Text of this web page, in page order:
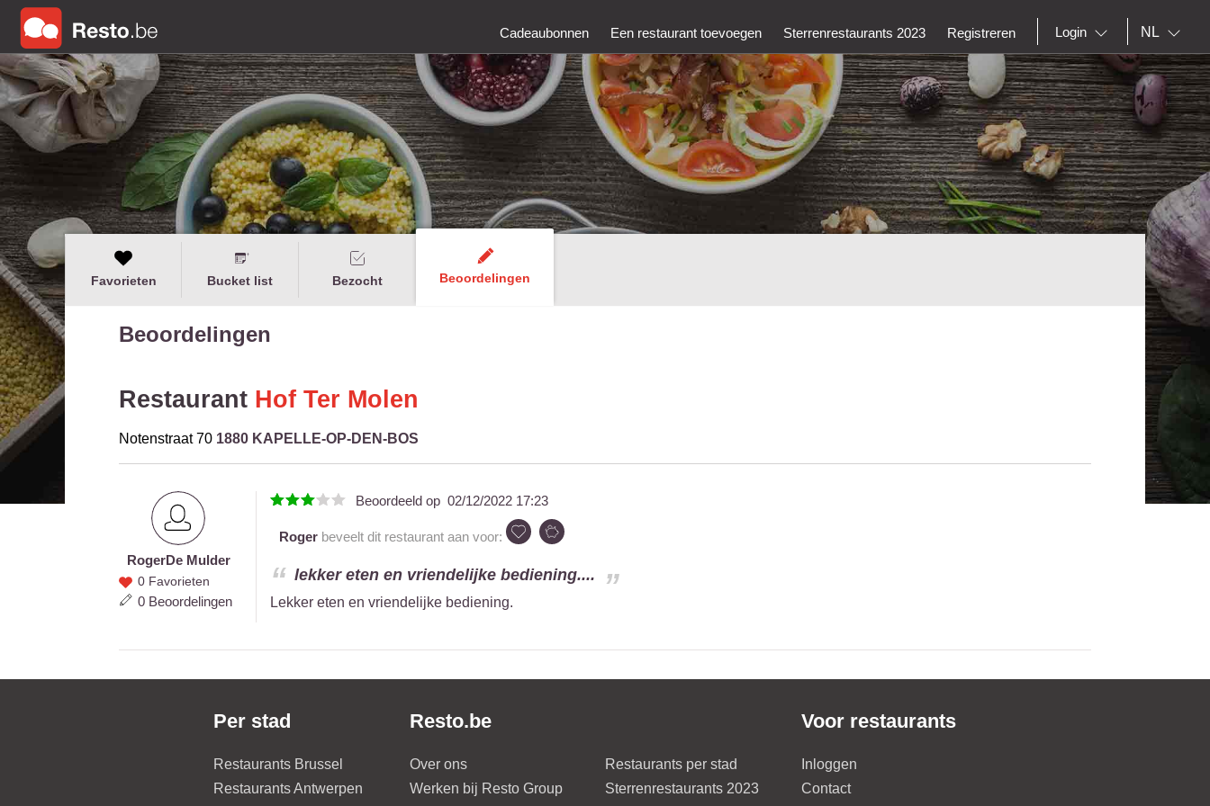
Cadeaubonnen Een restaurant toevoegen Sterrenrestaurants 2023 Registreren Login NL
Favorieten Bucket list Bezocht Beoordelingen
Beoordelingen
Restaurant Hof Ter Molen
Notenstraat 70 1880 KAPELLE-OP-DEN-BOS
Roger
De
Mulder
RogerDe Mulder
0 Favorieten
0 Beoordelingen
Beoordeeld op 02/12/2022 17:23
Roger beveelt dit restaurant aan voor:
lekker eten en vriendelijke bediening....
Lekker eten en vriendelijke bediening.
Per stad
Restaurants Brussel
Restaurants Antwerpen
Resto.be
Over ons
Werken bij Resto Group
Restaurants per stad
Sterrenrestaurants 2023
Voor restaurants
Inloggen
Contact